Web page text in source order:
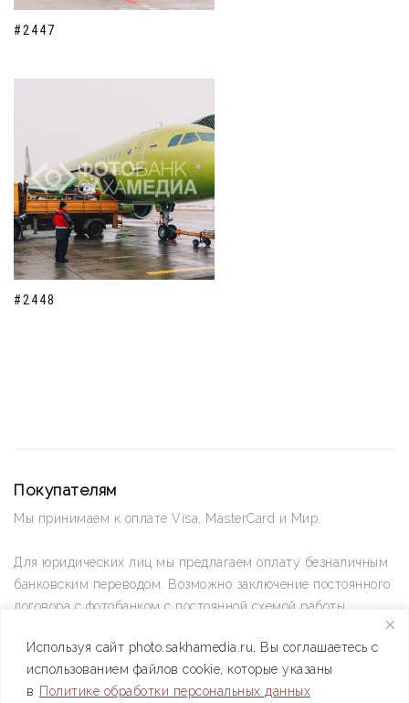
Используя сайт photo.sakhamedia.ru, Вы соглашаетесь с
использованием файлов cookie, которые указаны
в Политике обработки персональных данных
#2447
#2448
Покупателям
Мы принимаем к оплате Visa, MasterCard и Мир.
Для юридических лиц мы предлагаем оплату безналичным
банковским переводом. Возможно заключение постоянного
договора с фотобанком с постоянной схемой работы.
Позвоните нам по телефону +7(4112) 42-09-42 — и мы
ответим на все ваши вопросы